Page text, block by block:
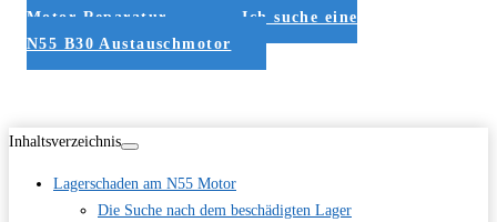
Motor Reparatur
Ich suche eine
N55 B30 Austauschmotor
Inhaltsverzeichnis
Lagerschaden am N55 Motor
Die Suche nach dem beschädigten Lager